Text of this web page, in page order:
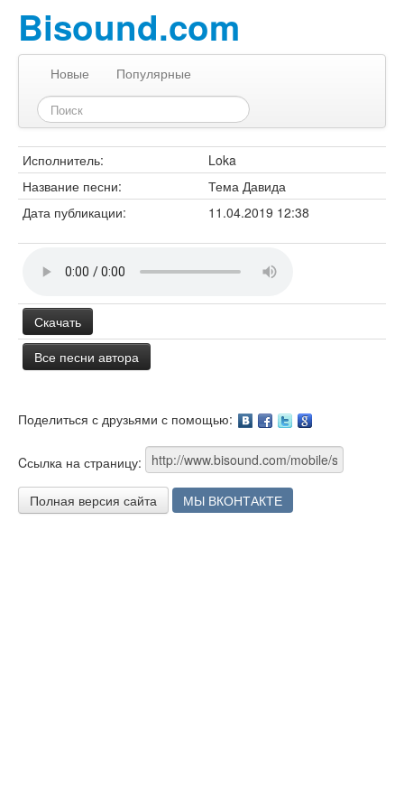
Bisound.com
Новые Популярные
Исполнитель:
Loka
Название песни:
Тема Давида
Дата публикации:
11.04.2019 12:38
Скачать
Все песни автора
Поделиться с друзьями с помощью:
Cсылка на страницу:
Полная версия сайта МЫ ВКОНТАКТЕ